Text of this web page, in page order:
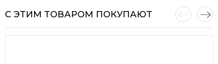
С ЭТИМ ТОВАРОМ ПОКУПАЮТ